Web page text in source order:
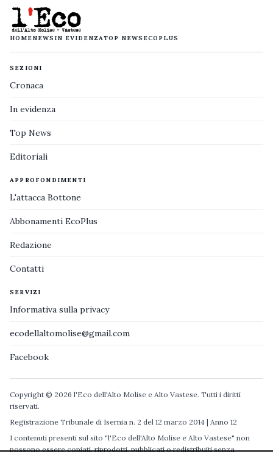
HOMENEWS IN EVIDENZATOP NEWS ECOPLUS
SEZIONI
Cronaca
In evidenza
Top News
Editoriali
APPROFONDIMENTI
L'attacca Bottone
Abbonamenti EcoPlus
Redazione
Contatti
SERVIZI
Informativa sulla privacy
ecodellaltomolise@gmail.com
Facebook
Copyright © 2026 l'Eco dell'Alto Molise e Alto Vastese. Tutti i diritti
riservati.
Registrazione Tribunale di Isernia n. 2 del 12 marzo 2014 | Anno 12
I contenuti presenti sul sito "l'Eco dell'Alto Molise e Alto Vastese" non
possono essere copiati, riprodotti, pubblicati o redistribuiti senza